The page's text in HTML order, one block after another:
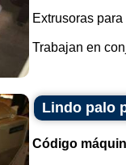
Extrusoras
Trabajan en
Lindo palo
Código